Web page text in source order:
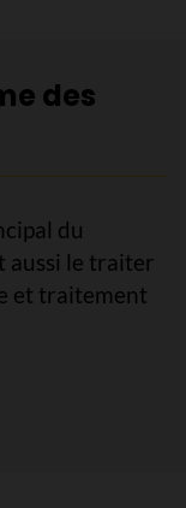
des
du
aussi le traiter
et traitement
sarcome des